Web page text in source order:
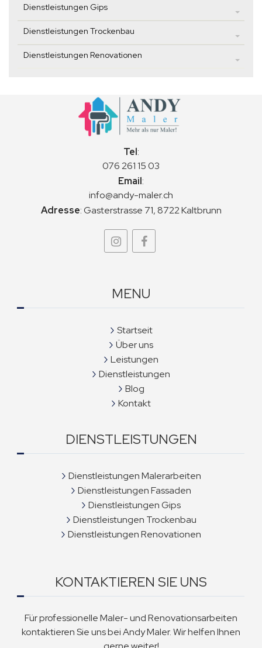
Dienstleistungen Gips
Dienstleistungen Trockenbau
Dienstleistungen Renovationen
Tel:
076 261 15 03
Email:
info@andy-maler.ch
Adresse:Gasterstrasse 71, 8722 Kaltbrunn
MENU
Startseit
Über uns
Leistungen
Dienstleistungen
Blog
Kontakt
DIENSTLEISTUNGEN
Dienstleistungen Malerarbeiten
Dienstleistungen Fassaden
Dienstleistungen Gips
Dienstleistungen Trockenbau
Dienstleistungen Renovationen
KONTAKTIEREN SIE UNS
Für professionelle Maler- und Renovationsarbeiten
kontaktieren Sie uns bei Andy Maler. Wir helfen Ihnen